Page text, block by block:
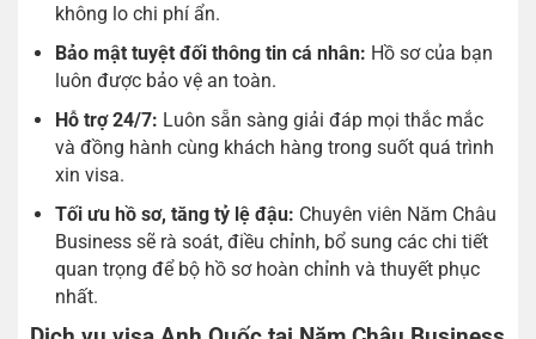
không lo chi phí ẩn.
Bảo mật tuyệt đối thông tin cá nhân: Hồ sơ của bạn
luôn được bảo vệ an toàn.
Hỗ trợ 24/7: Luôn sẵn sàng giải đáp mọi thắc mắc
và đồng hành cùng khách hàng trong suốt quá trình
xin visa.
Tối ưu hồ sơ, tăng tỷ lệ đậu: Chuyên viên Năm Châu
Business sẽ rà soát, điều chỉnh, bổ sung các chi tiết
quan trọng để bộ hồ sơ hoàn chỉnh và thuyết phục
nhất.